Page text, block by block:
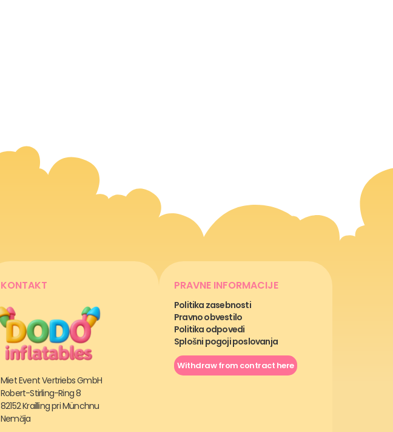
KONTAKT
Miet Event Vertriebs GmbH
Robert-Stirling-Ring 8
82152 Krailling pri Münchnu
Nemčija
PRAVNE INFORMACIJE
Politika zasebnosti
Pravno obvestilo
Politika odpovedi
Splošni pogoji poslovanja
Withdraw from contract here